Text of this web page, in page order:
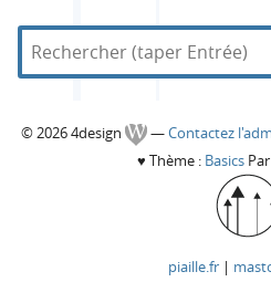
R
R
e
d
4
C
© 2026 4design —Contactez
♥ Thème : Basics
piaille.fr |